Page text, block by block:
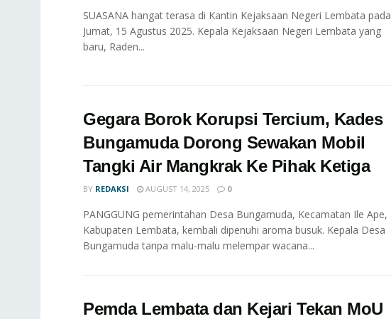
SUASANA hangat terasa di Kantin Kejaksaan Negeri Lembata pada
Jumat, 15 Agustus 2025. Kepala Kejaksaan Negeri Lembata yang
baru, Raden...
Gegara Borok Korupsi Tercium, Kades
Bungamuda Dorong Sewakan Mobil
Tangki Air Mangkrak Ke Pihak Ketiga
BY REDAKSI AUGUST 14, 2025 0
PANGGUNG pemerintahan Desa Bungamuda, Kecamatan Ile Ape,
Kabupaten Lembata, kembali dipenuhi aroma busuk. Kepala Desa
Bungamuda tanpa malu-malu melempar wacana...
Pemda Lembata dan Kejari Tekan MoU